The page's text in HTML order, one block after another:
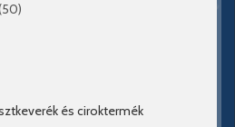
és ciroktermék